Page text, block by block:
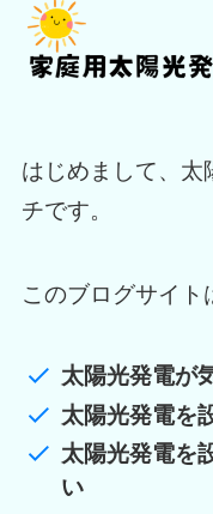
はじめまして、太
チです。
このブログサイト
太陽光発電が
太陽光発電を
太陽光発電を
い